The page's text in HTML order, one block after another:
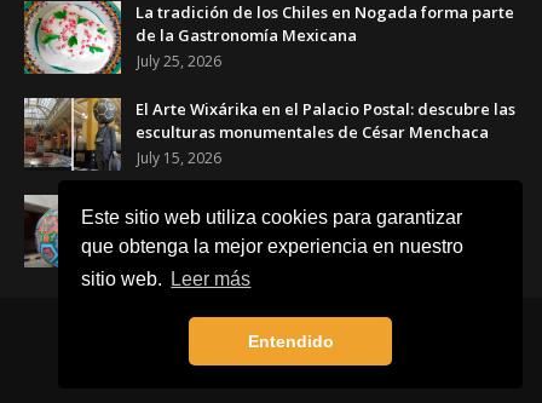
Este sitio web utiliza cookies para garantizar
que obtenga la mejor experiencia en nuestro
sitio web.
Leer más
Entendido
La tradición de los Chiles en Nogada forma parte
de la Gastronomía Mexicana
July 25, 2026
El Arte Wixárika en el Palacio Postal: descubre las
esculturas monumentales de César Menchaca
July 15, 2026
El Balón Monumental WIXA 26: tradición wixárika,
arte huichol y futbol
June 23, 2026
Acerca de